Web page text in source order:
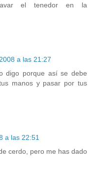
el tenedor en la
a las 21:27
digo porque así se debe
manos y pasar por tus
a las 22:51
cerdo, pero me has dado